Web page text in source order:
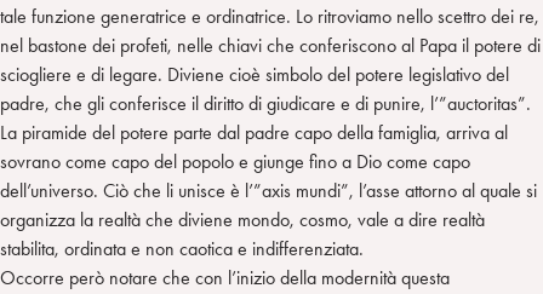
tale funzione generatrice e ordinatrice. Lo ritroviamo nello scettro dei re,
nel bastone dei profeti, nelle chiavi che conferiscono al Papa il potere di
sciogliere e di legare. Diviene cioè simbolo del potere legislativo del
padre, che gli conferisce il diritto di giudicare e di punire, l’”auctoritas”.
La piramide del potere parte dal padre capo della famiglia, arriva al
sovrano come capo del popolo e giunge fino a Dio come capo
dell’universo. Ciò che li unisce è l’”axis mundi”, l’asse attorno al quale si
organizza la realtà che diviene mondo, cosmo, vale a dire realtà
stabilita, ordinata e non caotica e indifferenziata.
Occorre però notare che con l’inizio della modernità questa